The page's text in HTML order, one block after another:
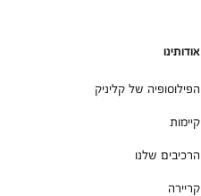
אודותינו
הפילוסופיה של קליניק
קיימות
הרכיבים שלנו
קריירה